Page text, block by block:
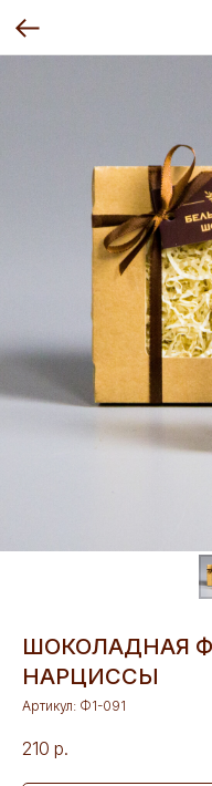
ШОКОЛАДНАЯ
НАРЦИССЫ
Артикул: Ф1-091
210 р.